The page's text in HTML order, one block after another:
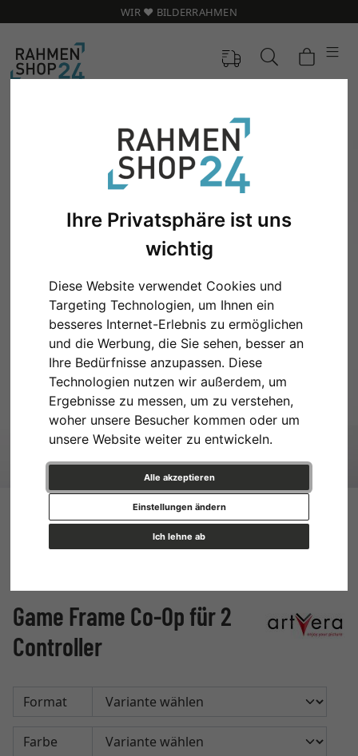
Ihre Privatsphäre ist uns
wichtig
Diese Website verwendet Cookies und
Targeting Technologien, um Ihnen ein
besseres Internet-Erlebnis zu ermöglichen
und die Werbung, die Sie sehen, besser an
Ihre Bedürfnisse anzupassen. Diese
Technologien nutzen wir außerdem, um
Ergebnisse zu messen, um zu verstehen,
woher unsere Besucher kommen oder um
unsere Website weiter zu entwickeln.
Alle akzeptieren
Ich lehne ab
Einstellungen ändern
WIR ❤️ BILDERRAHMEN
Zurück
Game Frame Co-Op für 2
Controller
Format
Farbe